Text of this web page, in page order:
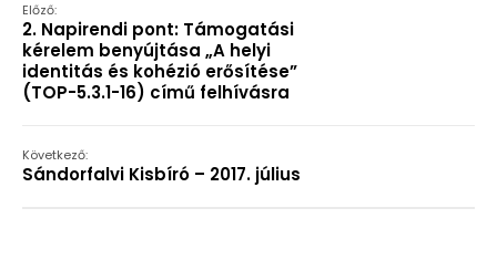
Előző:
2. Napirendi pont: Támogatási
kérelem benyújtása „A helyi
identitás és kohézió erősítése”
(TOP-5.3.1-16) című felhívásra
Következő:
Sándorfalvi Kisbíró – 2017. július